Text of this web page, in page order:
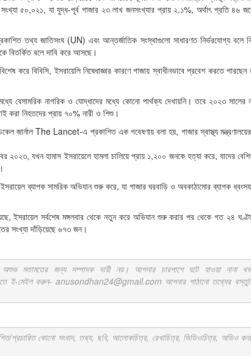
সংখ্যা ৫০,০২১, যা যুদ্ধ-পূর্ব গাজার ২৩ লাখ জনসংখ্যার প্রায় ২.১%, অর্থাৎ প্রতি
তথ্য জাতিসংঘ (UN) এবং আন্তর্জাতিক সংস্থাগুলো সাধারণত নির্ভরযোগ্য বলে
বিতর্কিত বলে দাবি করে আসছে।
করে বিবিসি, ইসরায়েলি নিষেধাজ্ঞার কারণে গাজায় স্বাধীনভাবে প্রবেশ করতে
বেসামরিক নাগরিক ও যোদ্ধাদের মধ্যে কোনো পার্থক্য দেখায়নি। তবে ২০২৩ সালের
করা নিহতদের প্রায় ৭০% নারী ও শিশু।
জার্নাল The Lancet-এ প্রকাশিত এক গবেষণায় বলা হয়, গাজার স্বাস্থ্য
২০২৩, যখন হামাস ইসরায়েলে হামলা চালিয়ে প্রায় ১,২০০ জনকে হত্যা করে, যাদের
ব্যাপক সামরিক অভিযান শুরু করে, যা গাজার ঘরবাড়ি ও অবকাঠামোর ব্যাপক
ইসরায়েল সর্বশেষ মঙ্গলবার থেকে নতুন করে অভিযান শুরু করার পর থেকে গত ২৪
সংখ্যা দাঁড়িয়েছে ৬৭৩ জন।
মতামতের জন্য সম্পাদক দায়ী নয়। আপনার চারপাশে ঘটে যাওয়া নানা
ই-মেইল করুন- anusondhan24@gmail.com আপনার পাঠানো তথ্যের
কোনো সংবাদ, তথ্য, ছবি, আলোকচিত্র, রেখাচিত্র, ভিডিওচিত্র, অডিও